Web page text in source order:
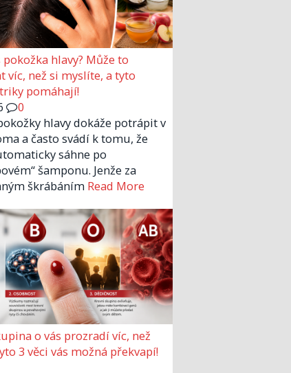
pokožka hlavy? Může to
víc, než si myslíte, a tyto
pomáhají!
0
hlavy dokáže potrápit v
a často svádí k tomu, že
sáhne po
šamponu. Jenže za
škrábáním Read More
o vás prozradí víc, než
3 věci vás možná překvapí!